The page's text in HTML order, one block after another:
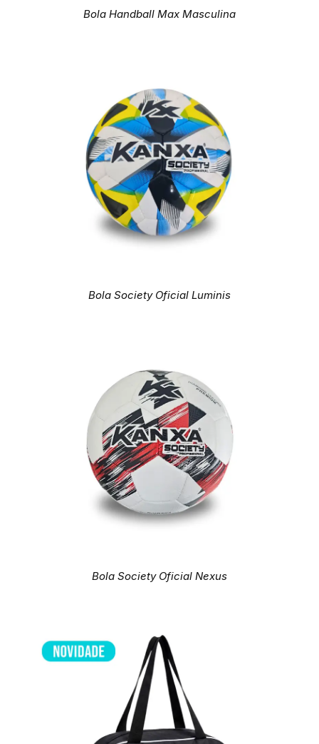
Bola Handball Max Masculina
Bola Society Oficial Luminis
Bola Society Oficial Nexus